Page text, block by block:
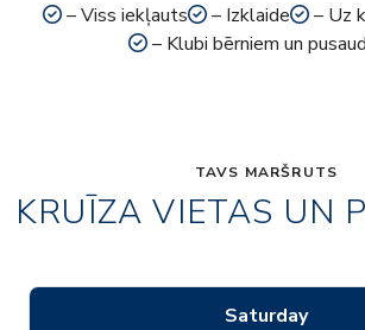
– Viss iekļauts – Izklaide
– Uz
– Klubi bērniem un
TAVS MARŠRUTS
KRUĪZA VIETAS UN
Saturday